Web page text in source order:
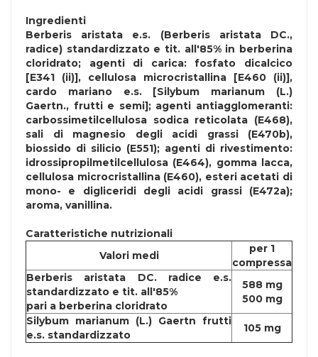
Ingredienti
Berberis aristata e.s. (Berberis aristata DC.,
radice) standardizzato e tit. all'85% in berberina
cloridrato; agenti di carica: fosfato dicalcico
[E341 (ii)], cellulosa microcristallina [E460 (ii)],
cardo mariano e.s. [Silybum marianum (L.)
Gaertn., frutti e semi]; agenti antiagglomeranti:
carbossimetilcellulosa sodica reticolata (E468),
sali di magnesio degli acidi grassi (E470b),
biossido di silicio (E551); agenti di rivestimento:
idrossipropilmetilcellulosa (E464), gomma lacca,
cellulosa microcristallina (E460), esteri acetati di
mono- e digliceridi degli acidi grassi (E472a);
aroma, vanillina.
Caratteristiche nutrizionali
Valori medi
per 1
compressa
Berberis aristata DC. radice e.s.
standardizzato e tit. all'85%
pari a berberina cloridrato
588 mg
500 mg
Silybum marianum (L.) Gaertn frutti
e.s. standardizzato
105 mg